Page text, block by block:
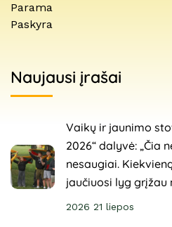
Parama
Paskyra
Naujausi įrašai
Vaikų ir jaunimo
2026“ dalyvė: „Čia
nesaugiai.
jaučiuosi lyg grįžau
2026 21 liepos